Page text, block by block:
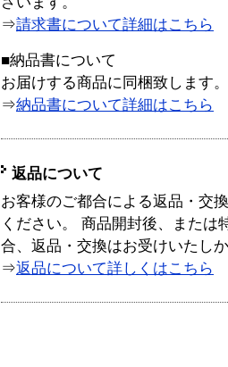
⇒請求書について詳細はこちら
■納品書について
お届けする商品に同梱致します。
⇒納品書について詳細はこちら
返品について
お客様のご都合による返品・交
ください。 商品開封後、または
合、返品・交換はお受けいたし
⇒返品について詳しくはこちら